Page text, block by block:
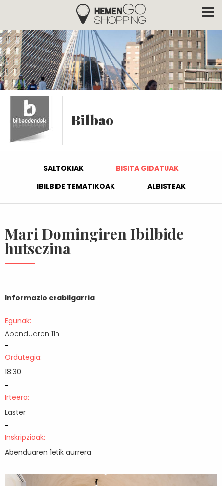
Skip to main content
Hemengo Shopping
Bilbao
SALTOKIAK
BISITA GIDATUAK
IBILBIDE TEMATIKOAK
ALBISTEAK
Mari Domingiren Ibilbide
hutsezina
Informazio erabilgarria
Egunak:
Abenduaren 11n
Ordutegia:
18:30
Irteera:
Laster
Inskripzioak:
Abenduaren 1etik aurrera